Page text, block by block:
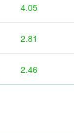
4.05
2.81
2.46